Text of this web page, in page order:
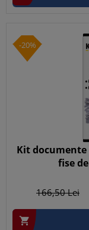
-20%
Kit documente
fise
166,50Lei
